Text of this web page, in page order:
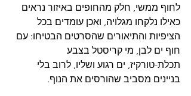
לחוף ממשי, חלק מהחופים באיזור נראים
כאילו נלקחו מגלויה, ואכן עומדים בכל
הציפיות והתיאורים שהסרטים הבטיחו: עם
חוף ים לבן, מי קריסטל בצבע
תכלת-טורקיז, ים רגוע ושליו, לרוב בלי
בניינים מסביב שהורסים את הנוף.